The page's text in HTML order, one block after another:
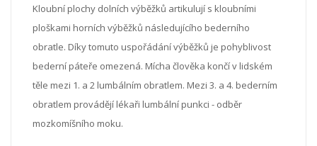
Kloubní plochy dolních výběžků artikulují s kloubními
ploškami horních výběžků následujícího bederního
obratle. Díky tomuto uspořádání výběžků je pohyblivost
bederní páteře omezená. Mícha člověka končí v lidském
těle mezi 1. a 2 lumbálním obratlem. Mezi 3. a 4. bederním
obratlem provádějí lékaři lumbální punkci - odběr
mozkomíšního moku.